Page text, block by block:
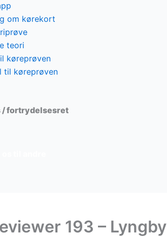
om kørekort
teori
køreprøven
til køreprøven
/ fortrydelsesret
193 – Lyngby